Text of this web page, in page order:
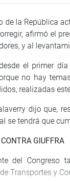
de la República
afirmó el
y al
el primer
no hay
realizadas
dijo que,
se tendrá que
GIUFFRA
del Congreso
Transportes y